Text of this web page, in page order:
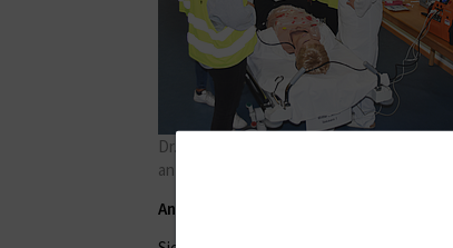
Dr. Gernot Rücker (r.) leitet die
an der Simulationspuppe an.
Angehende Mediziner der Unimedizin